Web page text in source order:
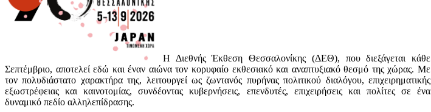
Η Διεθνής Έκθεση Θεσσαλονίκης (ΔΕΘ), που διεξάγεται κάθε
Σεπτέμβριο, αποτελεί εδώ και έναν αιώνα τον κορυφαίο εκθεσιακό και αναπτυξιακό θεσμό της χώρας. Με
τον πολυδιάστατο χαρακτήρα της, λειτουργεί ως ζωντανός πυρήνας πολιτικού διαλόγου, επιχειρηματικής
εξωστρέφειας και καινοτομίας, συνδέοντας κυβερνήσεις, επενδυτές, επιχειρήσεις και πολίτες σε ένα
δυναμικό πεδίο αλληλεπίδρασης.